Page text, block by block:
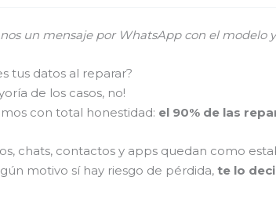
un mensaje por WhatsApp con el modelo
tus datos al reparar?
de los casos, no!
con total honestidad: el 90% de las
chats, contactos y apps quedan como
motivo sí hay riesgo de pérdida, te lo